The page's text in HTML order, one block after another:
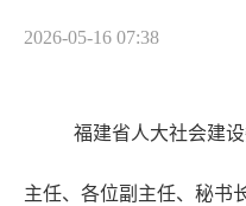
2026-05-16 07:38
福建省人大社会建
主任、各位副主任、秘书